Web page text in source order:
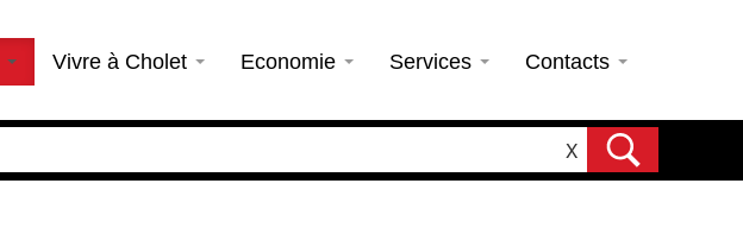
Vivre à Cholet Economie Services Contacts
X